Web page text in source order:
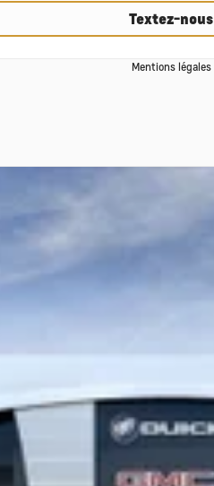
Textez-nous
Mentions légales